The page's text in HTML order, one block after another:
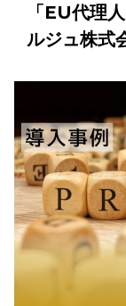
「EU代理
ルジュ株式